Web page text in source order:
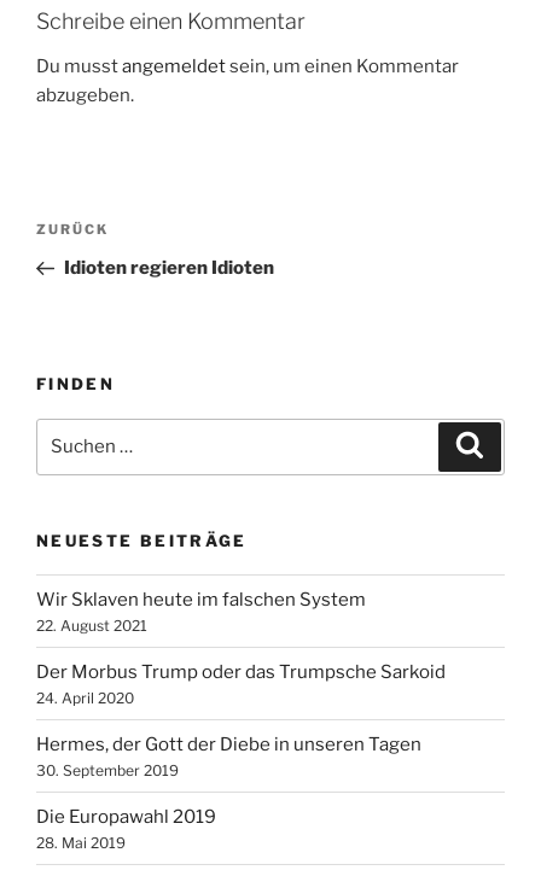
Schreibe einen Kommentar
Du musstangemeldetsein, um einen Kommentar
abzugeben.
Beitragsnavigation
Vorheriger
Beitrag
ZURÜCK
Idioten regieren Idioten
FINDEN
nach:
NEUESTE BEITRÄGE
Wir Sklaven heute im falschen System
22. August 2021
Der Morbus Trump oder das Trumpsche Sarkoid
24. April 2020
Hermes, der Gott der Diebe in unseren Tagen
30. September 2019
Die Europawahl 2019
28. Mai 2019